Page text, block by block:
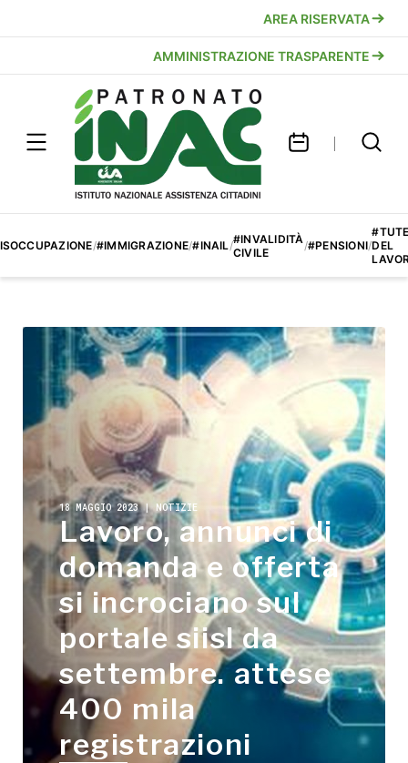
AREA RISERVATA
AMMINISTRAZIONE TRASPARENTE
/#IMMIGRAZIONE/#INAIL/#INVALIDITÀ
CIVILE
/#PENSIONI/DEL
18 MAGGIO 2023 | NOTIZIE
Lavoro, annunci di
domanda e offerta
si incrociano sul
portale siisl da
settembre. attese
400 mila
registrazioni